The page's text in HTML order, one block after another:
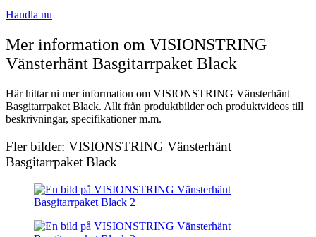
Handla nu
Mer information om VISIONSTRING
Vänsterhänt Basgitarrpaket Black
Här hittar ni mer information om VISIONSTRING Vänsterhänt
Basgitarrpaket Black. Allt från produktbilder och produktvideos till
beskrivningar, specifikationer m.m.
Fler bilder: VISIONSTRING Vänsterhänt
Basgitarrpaket Black